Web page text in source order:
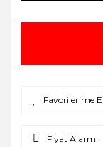
Fiyat Alarmı